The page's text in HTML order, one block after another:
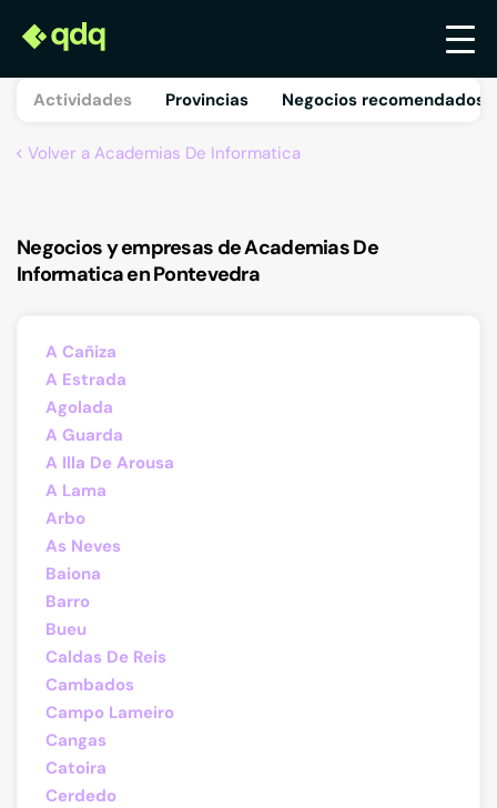
Actividades Provincias Negocios recomendados
Volver a Academias De Informatica
Negocios y empresas de Academias De
Informatica en Pontevedra
A Cañiza
A Estrada
Agolada
A Guarda
A Illa De Arousa
A Lama
Arbo
As Neves
Baiona
Barro
Bueu
Caldas De Reis
Cambados
Campo Lameiro
Cangas
Catoira
Cerdedo